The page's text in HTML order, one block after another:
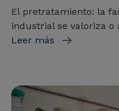
El pretratamiento: la
industrial se valoriza o
Leer más